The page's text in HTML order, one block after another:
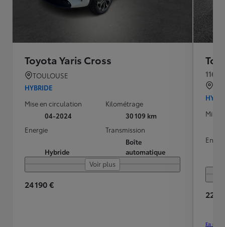
Toyota Yaris Cross
TOULOUSE
HYBRIDE
Mise en circulation
04-2024
Kilométrage
30 109 km
Energie
Hybride
Transmission
Boîte
automatique
Voir plus
24 190 €
116h
Mise
22
En